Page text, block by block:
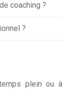
coaching ?
?
plein ou à